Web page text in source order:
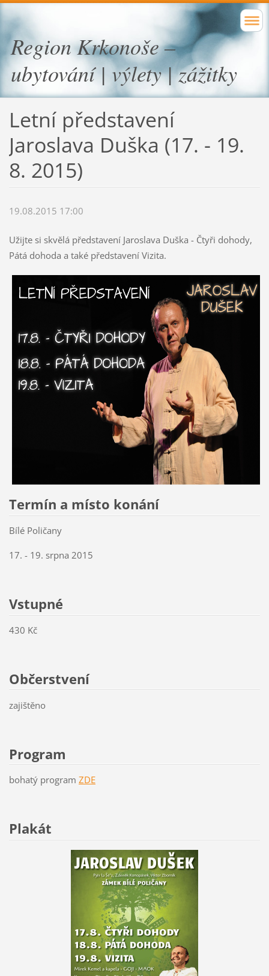
Region Krkonoše –
ubytování | výlety | zážitky
Letní představení
Jaroslava Duška (17. - 19.
8. 2015)
19.08.2015 17:00
Užijte si skvělá představení Jaroslava Duška - Čtyři dohody,
Pátá dohoda a také představení Vizita.
Termín a místo konání
Bílé Poličany
17. - 19. srpna 2015
Vstupné
430 Kč
Občerstvení
zajištěno
Program
bohatý program ZDE
Plakát